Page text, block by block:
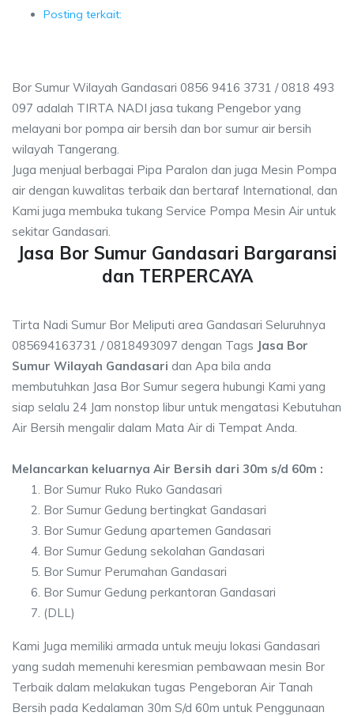
Posting terkait:
Bor Sumur Wilayah Gandasari 0856 9416 3731 / 0818 493
097 adalah TIRTA NADI jasa tukang Pengebor yang
melayani bor pompa air bersih dan bor sumur air bersih
wilayah Tangerang.
Juga menjual berbagai Pipa Paralon dan juga Mesin Pompa
air dengan kuwalitas terbaik dan bertaraf International, dan
Kami juga membuka tukang Service Pompa Mesin Air untuk
sekitar Gandasari.
Jasa Bor Sumur Gandasari Bargaransi
dan TERPERCAYA
Tirta Nadi Sumur Bor Meliputi area Gandasari Seluruhnya
085694163731 / 0818493097 dengan Tags Jasa Bor
Sumur Wilayah Gandasari dan Apa bila anda
membutuhkan Jasa Bor Sumur segera hubungi Kami yang
siap selalu 24 Jam nonstop libur untuk mengatasi Kebutuhan
Air Bersih mengalir dalam Mata Air di Tempat Anda.
Melancarkan keluarnya Air Bersih dari 30m s/d 60m :
Bor Sumur Ruko Ruko Gandasari
Bor Sumur Gedung bertingkat Gandasari
Bor Sumur Gedung apartemen Gandasari
Bor Sumur Gedung sekolahan Gandasari
Bor Sumur Perumahan Gandasari
Bor Sumur Gedung perkantoran Gandasari
(DLL)
Kami Juga memiliki armada untuk meuju lokasi Gandasari
yang sudah memenuhi keresmian pembawaan mesin Bor
Terbaik dalam melakukan tugas Pengeboran Air Tanah
Bersih pada Kedalaman 30m S/d 60m untuk Penggunaan